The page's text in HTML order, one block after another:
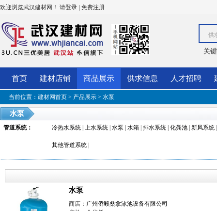
欢迎浏览武汉建材网！ 请登录 | 免费注册
供
关
首页 建材店铺 商品展示 供求信息 人才招聘
当前位置： 建材网首页 > 产品展示 > 水泵
水泵
管道系统： 冷热水系统 上水系统 水泵 水箱 排水系统 化粪池 新风系统
其他管道系统
水泵
商店： 广州侨毅桑拿泳池设备有限公司